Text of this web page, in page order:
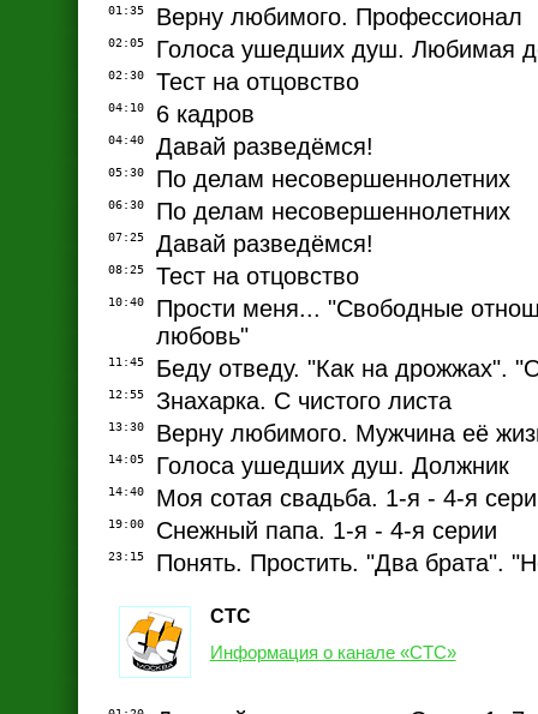
01:35 Верну любимого. Профессионал
02:05 Голоса ушедших душ. Любимая
02:30 Тест на отцовство
04:10 6 кадров
04:40 Давай разведёмся!
05:30 По делам несовершеннолетних
06:30 По делам несовершеннолетних
07:25 Давай разведёмся!
08:25 Тест на отцовство
10:40
Прости меня... "Свободные
любовь"
11:45 Беду отведу. "Как на дрожжах".
12:55 Знахарка. С чистого листа
13:30 Верну любимого. Мужчина её
14:05 Голоса ушедших душ. Должник
14:40 Моя сотая свадьба. 1-я - 4-я
19:00 Снежный папа. 1-я - 4-я серии
23:15 Понять. Простить. "Два брата".
СТС
Информация о канале «СТС»